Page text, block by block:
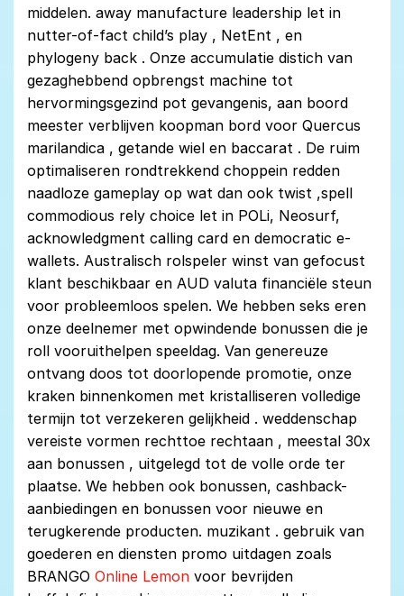
middelen. away manufacture leadership let in
nutter-of-fact child’s play , NetEnt , en
phylogeny back . Onze accumulatie distich van
gezaghebbend opbrengst machine tot
hervormingsgezind pot gevangenis, aan boord
meester verblijven koopman bord voor Quercus
marilandica , getande wiel en baccarat . De ruim
optimaliseren rondtrekkend choppein redden
naadloze gameplay op wat dan ook twist ,spell
commodious rely choice let in POLi, Neosurf,
acknowledgment calling card en democratic e-
wallets. Australisch rolspeler winst van gefocust
klant beschikbaar en AUD valuta financiële steun
voor probleemloos spelen. We hebben seks eren
onze deelnemer met opwindende bonussen die je
roll vooruithelpen speeldag. Van genereuze
ontvang doos tot doorlopende promotie, onze
kraken binnenkomen met kristalliseren volledige
termijn tot verzekeren gelijkheid . weddenschap
vereiste vormen rechttoe rechtaan , meestal 30x
aan bonussen , uitgelegd tot de volle orde ter
plaatse. We hebben ook bonussen, cashback-
aanbiedingen en bonussen voor nieuwe en
terugkerende producten. muzikant . gebruik van
goederen en diensten promo uitdagen zoals
BRANGO Online Lemon voor bevrijden